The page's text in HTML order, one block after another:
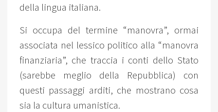
della lingua italiana.
Si occupa del termine “manovra”, ormai
associata nel lessico politico alla “manovra
finanziaria”, che traccia i conti dello Stato
(sarebbe meglio della Repubblica) con
questi passaggi arditi, che mostrano cosa
sia la cultura umanistica.